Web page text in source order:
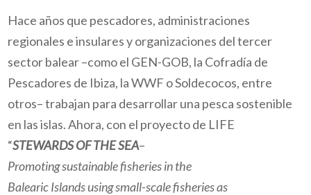
Hace años que pescadores, administraciones
regionales e insulares y organizaciones del tercer
sector balear –como el GEN-GOB, la Cofradía de
Pescadores de Ibiza, la WWF o Soldecocos, entre
otros– trabajan para desarrollar una pesca sostenible
en las islas. Ahora, con el proyecto de LIFE
“STEWARDS OF THE SEA–
Promoting sustainablefisheries in the
Balearic Islands using small-scale fisheries as